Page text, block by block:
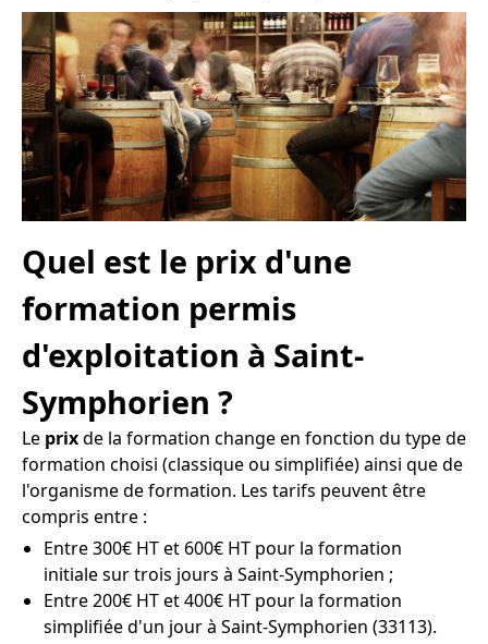
Quel est le prix d'une
formation permis
d'exploitation à Saint-
Symphorien ?
Le prixde la formation change en fonction du type de
formation choisi (classique ou simplifiée) ainsi que de
l'organisme de formation. Les tarifs peuvent être
compris entre :
Entre 300€ HT et 600€ HT pour la formation
initiale sur trois jours à Saint-Symphorien ;
Entre 200€ HT et 400€ HT pour la formation
simplifiée d'un jour à Saint-Symphorien (33113).